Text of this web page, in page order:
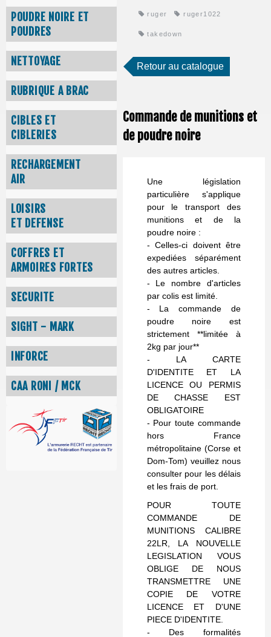
POUDRE NOIRE ET
POUDRES
NETTOYAGE
RUBRIQUE A BRAC
CIBLES ET
CIBLERIES
RECHARGEMENT
AIR
LOISIRS
ET DEFENSE
COFFRES ET
ARMOIRES FORTES
SECURITE
SIGHT - MARK
INFORCE
CAA RONI / MCK
ruger ruger1022
takedown
Retour au catalogue
Commande de munitions et
de poudre noire
Une législation
particulière s'applique
pour le transport des
munitions et de la
poudre noire :
- Celles-ci doivent être
expediées séparément
des autres articles.
- Le nombre d'articles
par colis est limité.
- La commande de
poudre noire est
strictement **limitée à
2kg par jour**
- LA CARTE
D'IDENTITE ET LA
LICENCE OU PERMIS
DE CHASSE EST
OBLIGATOIRE
- Pour toute commande
hors France
métropolitaine (Corse et
Dom-Tom) veuillez nous
consulter pour les délais
et les frais de port.
POUR TOUTE
COMMANDE DE
MUNITIONS CALIBRE
22LR, LA NOUVELLE
LEGISLATION VOUS
OBLIGE DE NOUS
TRANSMETTRE UNE
COPIE DE VOTRE
LICENCE ET D'UNE
PIECE D'IDENTITE.
- Des formalités